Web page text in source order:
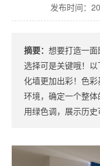
发布时间：
摘要： 想要打造一
选择可是关键哦！
化墙更加出彩！色
环境，确定一个整
用绿色调，展示历